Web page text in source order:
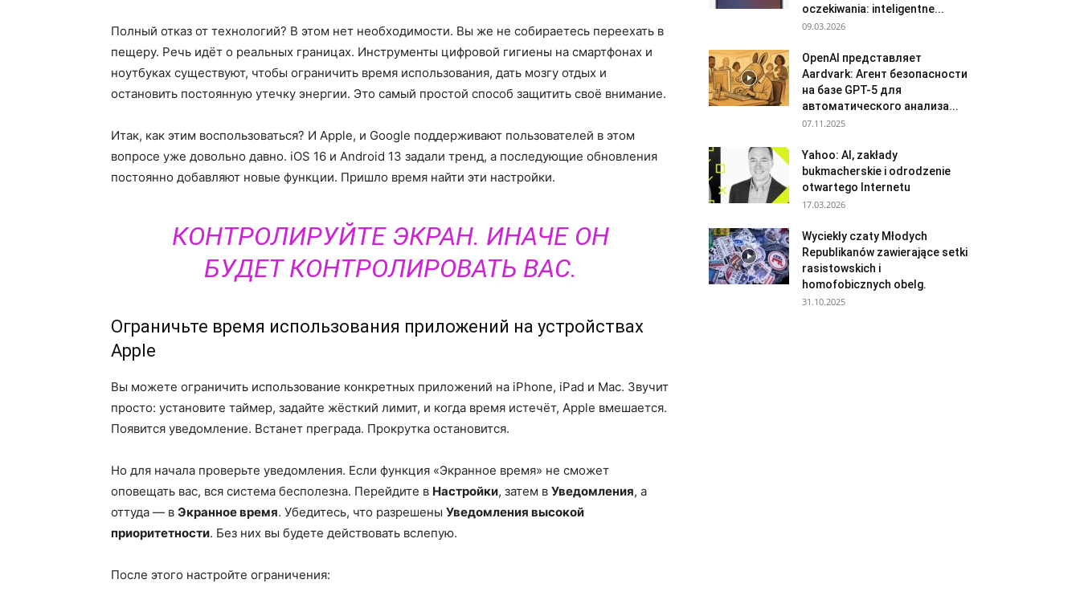
Полный отказ от технологий? В этом нет необходимости. Вы же не собираетесь переехать в
пещеру. Речь идёт о реальных границах. Инструменты цифровой гигиены на смартфонах и
ноутбуках существуют, чтобы ограничить время использования, дать мозгу отдых и
остановить постоянную утечку энергии. Это самый простой способ защитить своё внимание.
Итак, как этим воспользоваться? И Apple, и Google поддерживают пользователей в этом
вопросе уже довольно давно. iOS 16 и Android 13 задали тренд, а последующие обновления
постоянно добавляют новые функции. Пришло время найти эти настройки.
КОНТРОЛИРУЙТЕ ЭКРАН. ИНАЧЕ ОН
БУДЕТ КОНТРОЛИРОВАТЬ ВАС.
Ограничьте время использования приложений на устройствах
Apple
Вы можете ограничить использование конкретных приложений на iPhone, iPad и Mac. Звучит
просто: установите таймер, задайте жёсткий лимит, и когда время истечёт, Apple вмешается.
Появится уведомление. Встанет преграда. Прокрутка остановится.
Но для начала проверьте уведомления. Если функция «Экранное время» не сможет
оповещать вас, вся система бесполезна. Перейдите в Настройки, затем в Уведомления, а
оттуда — в Экранное время. Убедитесь, что разрешены Уведомления высокой
приоритетности. Без них вы будете действовать вслепую.
После этого настройте ограничения:
oczekiwania: inteligentne...
09.03.2026
OpenAI представляет
Aardvark: Агент безопасности
на базе GPT-5 для
автоматического анализа...
07.11.2025
Yahoo: AI, zakłady
bukmacherskie i odrodzenie
otwartego Internetu
17.03.2026
Wyciekły czaty Młodych
Republikanów zawierające setki
rasistowskich i
homofobicznych obelg.
31.10.2025